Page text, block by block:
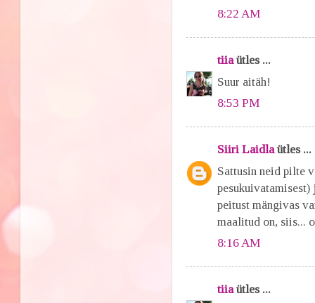
8:22 AM
tiiaütles ...
Suur aitäh!
8:53 PM
Siiri Laidlaütles ...
Sattusin neid pilte
peitust mängivas
maalitud on, siis...
8:16 AM
tiiaütles ...